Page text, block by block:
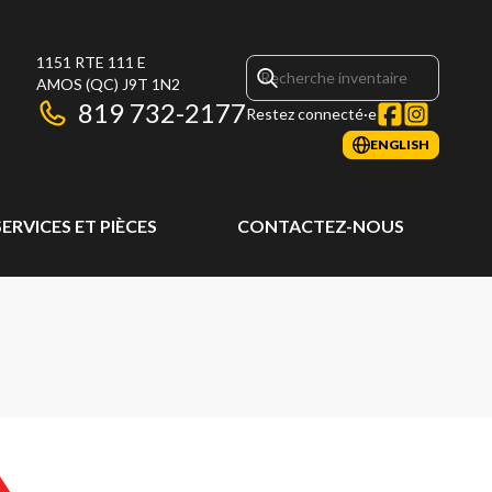
1151 RTE 111 E
AMOS (QC) J9T 1N2
819 732-2177Restez connecté·e
ENGLISH
ET PIÈCES CONTACTEZ-NOUS